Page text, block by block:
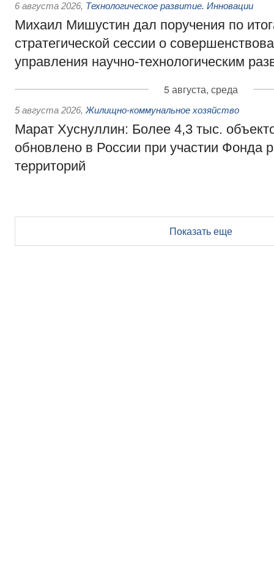
6 августа 2026, Технологическое развитие. Инновации
Михаил Мишустин дал поручения по
стратегической сессии о
управления научно-технологическим
5 августа, среда
5 августа 2026, Жилищно-коммунальное хозяйство
Марат Хуснуллин: Более 4,3 тыс.
обновлено в России при участии Фонда
территорий
Показать еще